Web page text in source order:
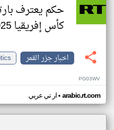
حكم يعترف
كأس إفريقيا 2025
اخبار جزر القمر
PG03WV
ار تي عربي• arabic.rt.com